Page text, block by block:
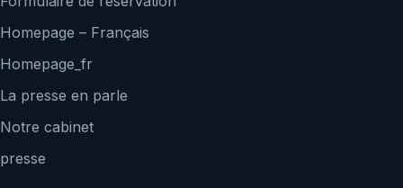
Homepage – Français
Homepage_fr
La presse en parle
Notre cabinet
presse